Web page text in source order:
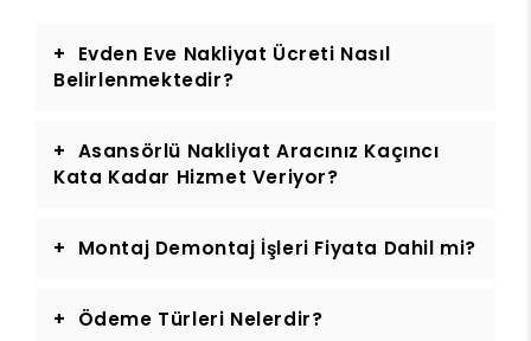
Evden Eve Nakliyat Ücreti Nasıl
Belirlenmektedir?
Asansörlü Nakliyat Aracınız Kaçıncı
Kata Kadar Hizmet Veriyor?
Montaj Demontaj İşleri Fiyata Dahil mi?
Ödeme Türleri Nelerdir?